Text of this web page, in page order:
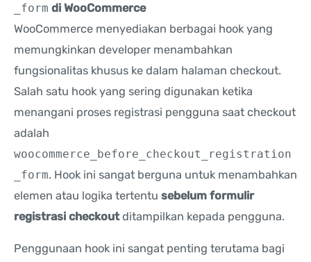
_form di WooCommerce
WooCommerce menyediakan berbagai hook yang
memungkinkan developer menambahkan
fungsionalitas khusus ke dalam halaman checkout.
Salah satu hook yang sering digunakan ketika
menangani proses registrasi pengguna saat checkout
adalah
woocommerce_before_checkout_registration
_form. Hook ini sangat berguna untuk menambahkan
elemen atau logika tertentu sebelum formulir
registrasi checkoutditampilkan kepada pengguna.
Penggunaan hook ini sangat penting terutama bagi